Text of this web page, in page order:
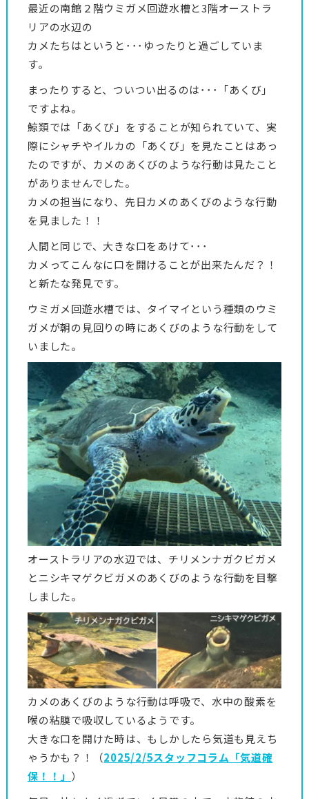
最近の南館２階ウミガメ回遊水槽と3階オーストラ
リアの水辺の
カメたちはというと･･･ゆったりと過ごしていま
す。
まったりすると、ついつい出るのは･･･「あくび」
ですよね。
鯨類では「あくび」をすることが知られていて、実
際にシャチやイルカの「あくび」を見たことはあっ
たのですが、カメのあくびのような行動は見たこと
がありませんでした。
カメの担当になり、先日カメのあくびのような行動
を見ました！！
人間と同じで、大きな口をあけて･･･
カメってこんなに口を開けることが出来たんだ？！
と新たな発見です。
ウミガメ回遊水槽では、タイマイという種類のウミ
ガメが朝の見回りの時にあくびのような行動をして
いました。
オーストラリアの水辺では、チリメンナガクビガメ
とニシキマゲクビガメのあくびのような行動を目撃
しました。
カメのあくびのような行動は呼吸で、水中の酸素を
喉の粘膜で吸収しているようです。
大きな口を開けた時は、もしかしたら気道も見えち
ゃうかも？！（2025/2/5スタッフコラム「気道確
保！！」 ）